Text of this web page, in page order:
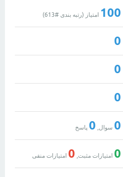
100 امتیاز (رتبه بندی #613
)
0
0
0
0 سوال, 0 پاسخ
0 امتیازات مثبت, 0 امتیازات منفی